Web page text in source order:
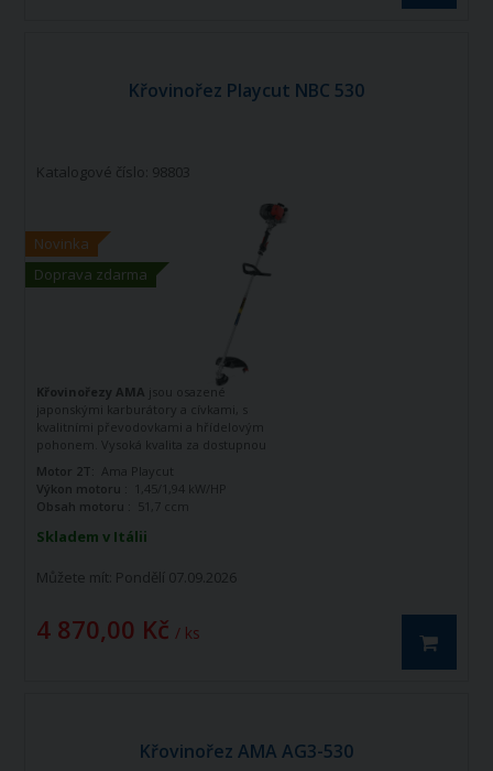
Křovinořez Playcut NBC 530
Novinka
Doprava zdarma
Katalogové číslo: 98803
Skladem v Itálii
Můžete mít: Pondělí 07.09.2026
4 870,00 Kč / ks
Křovinořezy AMA jsou osazené
japonskými karburátory a cívkami, s
kvalitními převodovkami a hřídelovým
pohonem. Vysoká kvalita za dostupnou
Motor 2T: Ama Playcut
Výkon motoru :
1,45/1,94 kW/HP
Obsah motoru :
51,7 ccm
Křovinořez AMA AG3-530